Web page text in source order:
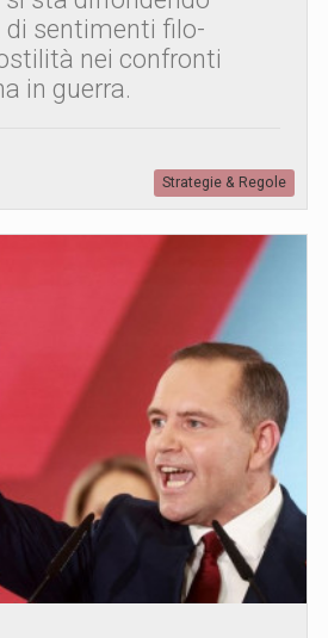
di sentimenti filo-
nei confronti
in guerra.
Strategie & Regole